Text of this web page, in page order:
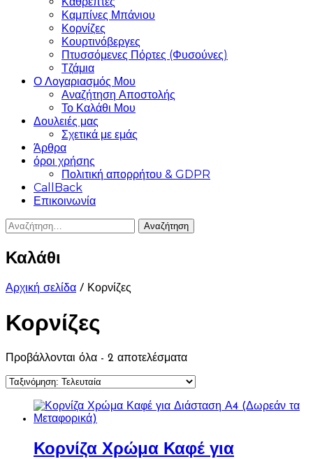
Καμπίνες Μπάνιου
Κορνίζες
Κουρτινόβεργες
Πτυσσόμενες Πόρτες (Φυσούνες)
Τζάμια
Ο Λογαριασμός Μου
Αναζήτηση Αποστολής
Το Καλάθι Μου
Δουλειές μας
Σχετικά με εμάς
Άρθρα
όροι χρήσης
Πολιτική απορρήτου & GDPR
CallBack
Επικοινωνία
Αναζήτηση
Καλάθι
Αρχική σελίδα / Κορνίζες
Κορνίζες
Προβάλλονται όλα - 2 αποτελέσματαSorted
latest
Κορνίζα Χρώμα Καφέ για